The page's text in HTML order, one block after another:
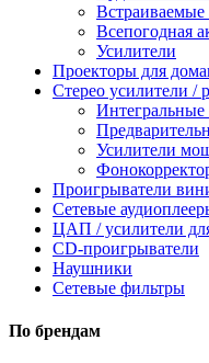
Встраиваемые
Всепогодная
Усилители
Проекторы для
Стерео усилители /
Интегральные
Усилители
Проигрыватели
Сетевые
ЦАП / усилители
CD-проигрыватели
Наушники
Сетевые фильтры
По брендам